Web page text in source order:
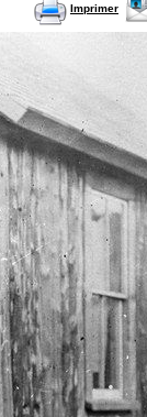
Imprimer